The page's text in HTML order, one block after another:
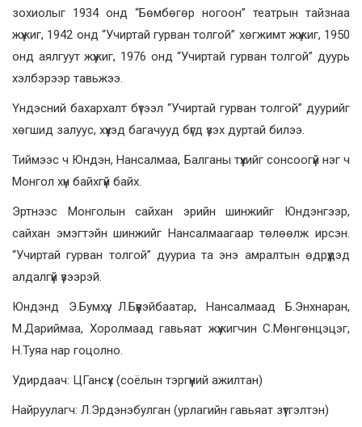
зохиолыг 1934 онд “Бөмбөгөр ногоон” театрын тайзнаа
жүжиг, 1942 онд “Учиртай гурван толгой” хөгжимт жүжиг, 1950
онд аялгуут жүжиг, 1976 онд “Учиртай гурван толгой” дуурь
хэлбэрээр тавьжээ.
Үндэсний бахархалт бүтээл “Учиртай гурван толгой” дуурийг
хөгшид залуус, хүүхэд багачууд бүгд үзэх дуртай билээ.
Тиймээс ч Юндэн, Нансалмаа, Балганы түүхийг сонсоогүй нэг ч
Монгол хүн байхгүй байх.
Эртнээс Монголын сайхан эрийн шинжийг Юндэнгээр,
сайхан эмэгтэйн шинжийг Нансалмаагаар төлөөлж ирсэн.
“Учиртай гурван толгой” дууриа та энэ амралтын өдрүүдэд
алдалгүй үзээрэй.
Юндэнд Э.Бумхүү, Л.Бүүвэйбаатар, Нансалмаад Б.Энхнаран,
М.Дариймаа, Хоролмаад гавьяат жүжигчин С.Мөнгөнцэцэг,
Н.Туяа нар гоцолно.
Удирдаач: ЦГансүх (соёлын тэргүүний ажилтан)
Найруулагч: Л.Эрдэнэбулган (урлагийн гавьяат зүтгэлтэн)